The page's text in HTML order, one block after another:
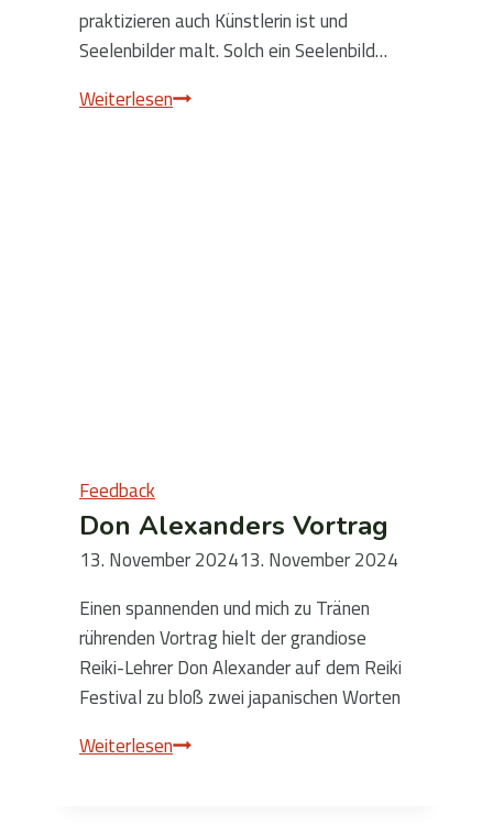
praktizieren auch Künstlerin ist und
Seelenbilder malt. Solch ein Seelenbild…
WeiterlesenFeedback
Feedback
Don Alexanders Vortrag
13. November 202413. November 2024
Einen spannenden und mich zu Tränen
rührenden Vortrag hielt der grandiose
Reiki-Lehrer Don Alexander auf dem Reiki
Festival zu bloß zwei japanischen Worten
WeiterlesenDon